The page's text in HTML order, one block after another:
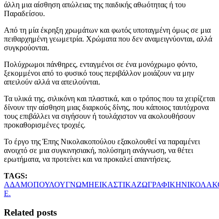
άλλη μια αίσθηση απώλειας της παιδικής αθωότητας ή του
Παραδείσου.
Από τη μία έκρηξη χρωμάτων και φωτός υποταγμένη όμως σε μια
πειθαρχημένη γεωμετρία. Χρώματα που δεν αναμειγνύονται, αλλά
συγκρούονται.
Πολύχρωμοι πάνθηρες, ενταγμένοι σε ένα μονόχρωμο φόντο,
ξεκομμένοι από το φυσικό τους περιβάλλον μοιάζουν να μην
απειλούν αλλά να απειλούνται.
Τα υλικά της, σιλικόνη και πλαστικά, και ο τρόπος που τα χειρίζεται
δίνουν την αίσθηση μιας διαρκούς δίνης, που κάποιος ταυτόχρονα
τους επιβάλλει να σιγήσουν ή τουλάχιστον να ακολουθήσουν
προκαθορισμένες τροχιές.
Το έργο της Έπης Νικολακοπούλου εξακολουθεί να παραμένει
ανοιχτό σε μια συγκινησιακή, πολύσημη ανάγνωση, να θέτει
ερωτήματα, να προτείνει και να προκαλεί απαντήσεις.
TAGS:
ΑΔΑΜΟΠΟΥΛΟΥΓΝΩΜΗΕΙΚΑΣΤΙΚΑΖΩΓΡΑΦΙΚΗ
Ε.
Related posts